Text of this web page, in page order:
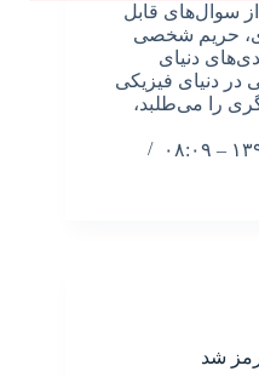
سوال‌های قابل
حریم شخصی
دنیای
در دنیای فیزیکی
را می‌طلبد،
شد